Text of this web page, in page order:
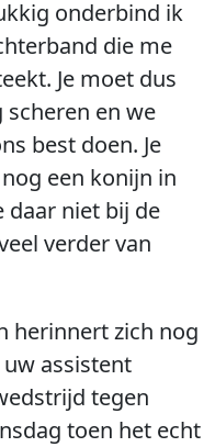
onderbind ik
die me
Je moet dus
en we
best doen. Je
een konijn in
daar niet bij de
verder van
herinnert zich nog
assistent
tegen
toen het echt